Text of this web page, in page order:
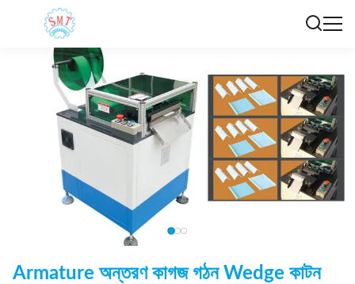
Armature অন্তরণ কাগজ গঠন Wedge কাটন